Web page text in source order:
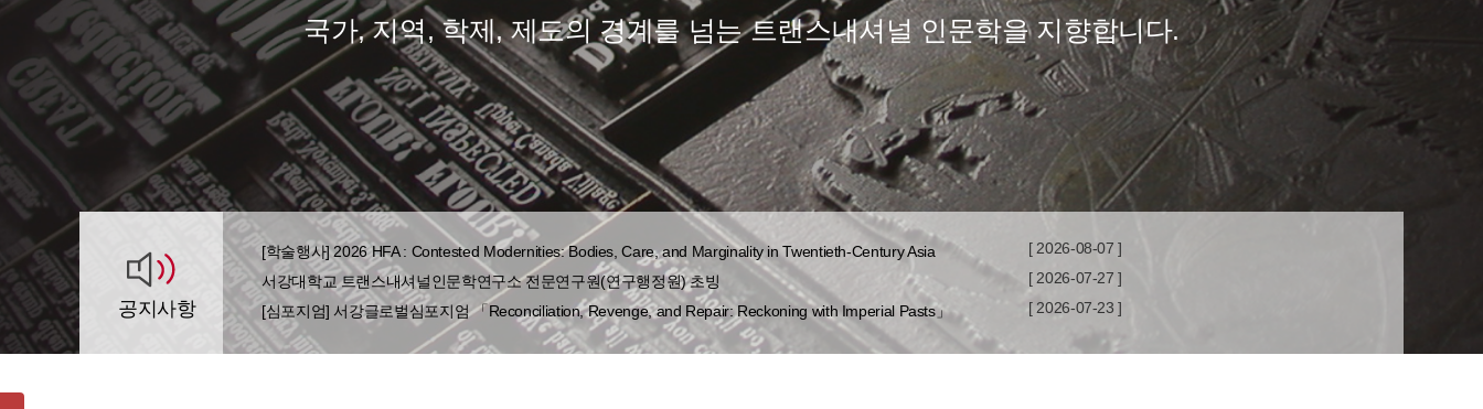
국가, 지역, 학제, 제도의 경계를 넘는 트랜스내셔널 인문학을 지향합니다.
공지사항
[학술행사] 2026 HFA : Contested Modernities: Bodies, Care, and Marginality in Twentieth-Century Asia
[ 2026-08-07 ]
서강대학교 트랜스내셔널인문학연구소 전문연구원(연구행정원) 초빙
[ 2026-07-27 ]
[심포지엄] 서강글로벌심포지엄 「Reconciliation, Revenge, and Repair: Reckoning with Imperial Pasts」
[ 2026-07-23 ]